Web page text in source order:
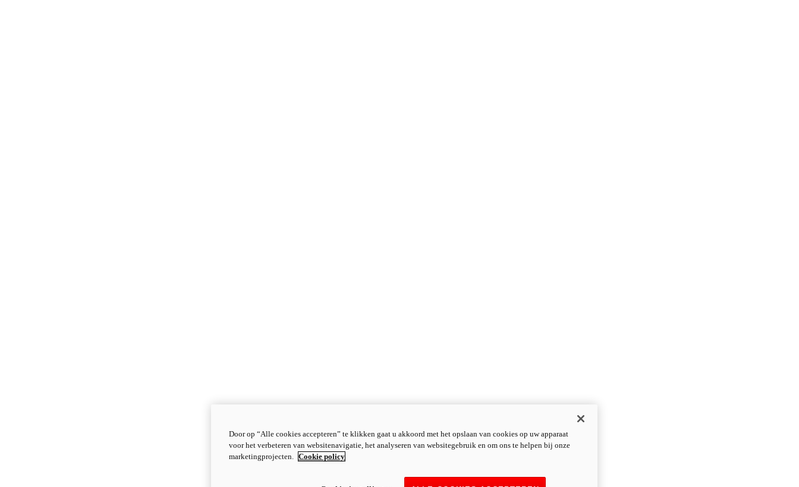
Door op “Alle cookies accepteren” te klikken gaat u akkoord met het opslaan van cookies op uw apparaat
voor het verbeteren van websitenavigatie, het analyseren van websitegebruik en om ons te helpen bij onze
marketingprojecten. Cookie policy